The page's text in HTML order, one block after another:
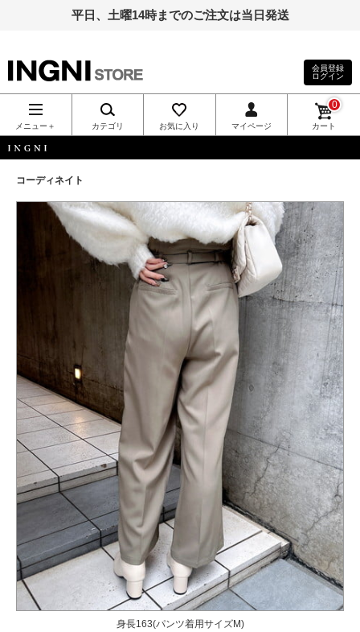
平日、土曜14時までのご注文は当日発送
INGNI（イン
グ）公式通
販｜INGNI
STORE
会員登録
ログイン
メニュー＋ カテゴリ お気に入り マイページ カート
0
コーディネイト
身長163(パンツ着用サイズM)